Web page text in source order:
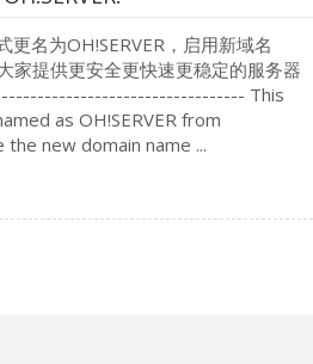
名为OH!SERVER，启用新域名
家提供更安全更快速更稳定的服务器
This
as OH!SERVER from
new domain name ...